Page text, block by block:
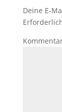
Deine E-